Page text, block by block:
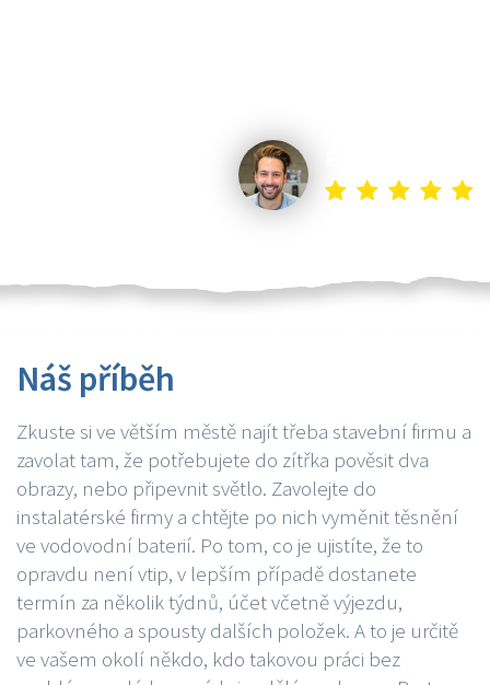
Náš příběh
Zkuste si ve větším městě najít třeba stavební firmu a
zavolat tam, že potřebujete do zítřka pověsit dva
obrazy, nebo připevnit světlo. Zavolejte do
instalatérské firmy a chtějte po nich vyměnit těsnění
ve vodovodní baterií. Po tom, co je ujistíte, že to
opravdu není vtip, v lepším případě dostanete
termín za několik týdnů, účet včetně výjezdu,
parkovného a spousty dalších položek. A to je určitě
ve vašem okolí někdo, kdo takovou práci bez